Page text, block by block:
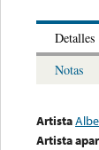
Detalles
Notas
Artista
Artista